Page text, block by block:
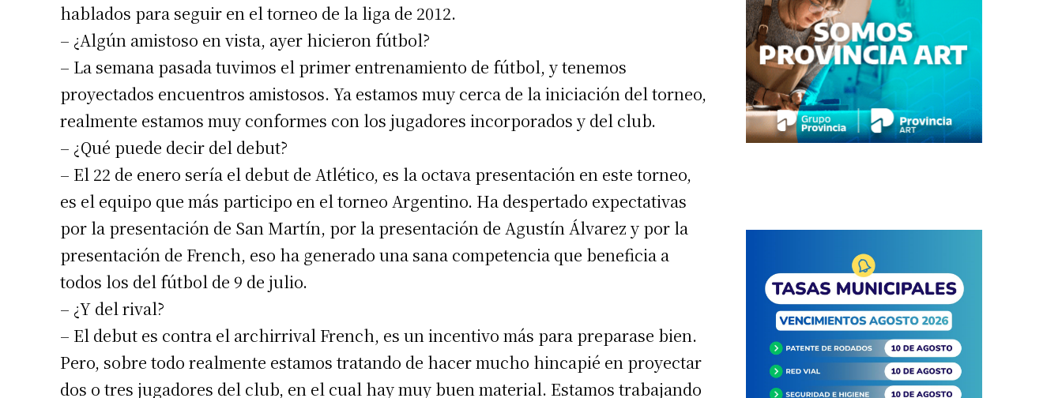
Suscribirme gratis
hablados para seguir en el torneo de la liga de 2012.
– ¿Algún amistoso en vista, ayer hicieron fútbol?
– La semana pasada tuvimos el primer entrenamiento de fútbol, y tenemos
proyectados encuentros amistosos. Ya estamos muy cerca de la iniciación del torneo,
realmente estamos muy conformes con los jugadores incorporados y del club.
– ¿Qué puede decir del debut?
– El 22 de enero sería el debut de Atlético, es la octava presentación en este torneo,
es el equipo que más participo en el torneo Argentino. Ha despertado expectativas
por la presentación de San Martín, por la presentación de Agustín Álvarez y por la
presentación de French, eso ha generado una sana competencia que beneficia a
todos los del fútbol de 9 de julio.
– ¿Y del rival?
– El debut es contra el archirrival French, es un incentivo más para preparase bien.
Pero, sobre todo realmente estamos tratando de hacer mucho hincapié en proyectar
dos o tres jugadores del club, en el cual hay muy buen material. Estamos trabajando